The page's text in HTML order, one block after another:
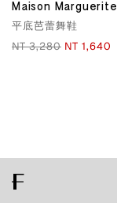
Maison Marguerite
平底芭蕾舞鞋
NT 3,280 NT 1,640